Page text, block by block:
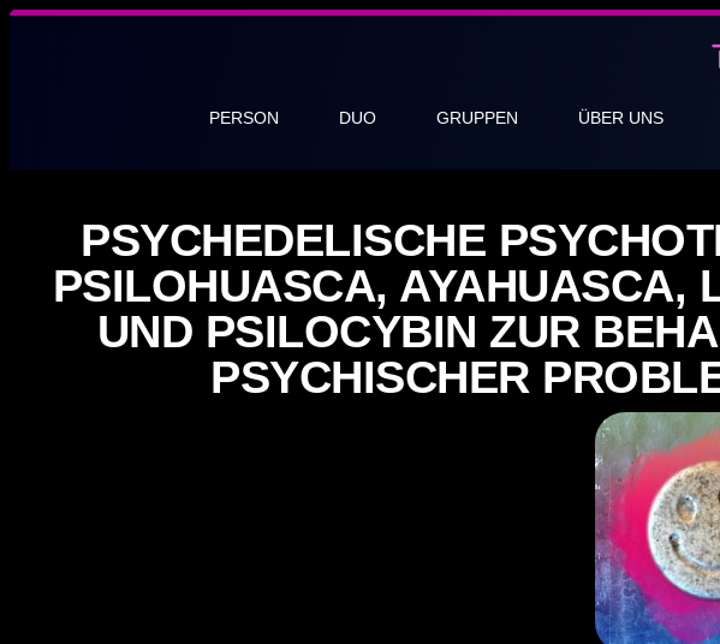
PERSON DUO GRUPPEN ÜBER UNS
PSYCHEDELISCHE
PSILOHUASCA, AYAHUASCA,
UND PSILOCYBIN ZUR
PSYCHISCHER